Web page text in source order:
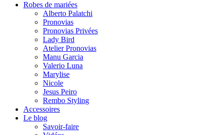
Robes de mariées
Alberto Palatchi
Pronovias
Pronovias Privées
Lady Bird
Atelier Pronovias
Manu Garcia
Valerio Luna
Marylise
Nicole
Jesus Peiro
Rembo Styling
Accessoires
Le blog
Savoir-faire